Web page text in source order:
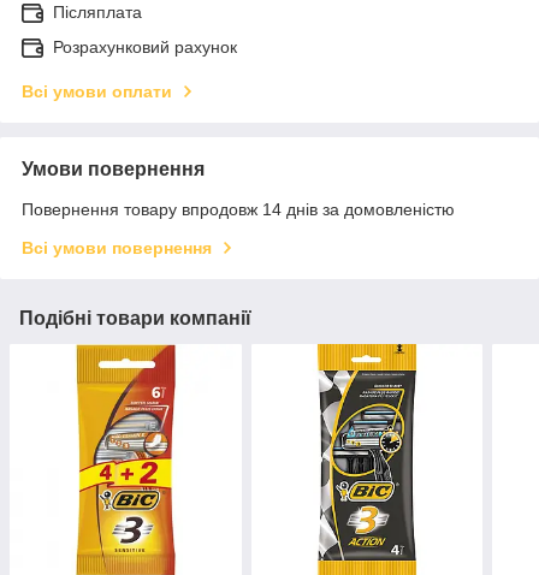
Післяплата
Розрахунковий рахунок
Всі умови оплати
Умови повернення
Повернення товару впродовж 14 днів за домовленістю
Всі умови повернення
Подібні товари компанії